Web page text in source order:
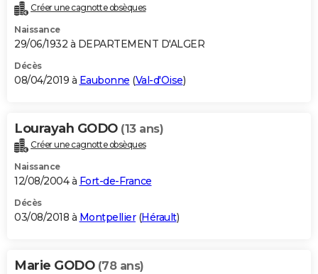
Créer une cagnotte obsèques
Naissance
29/06/1932 à DEPARTEMENT D'ALGER
Décès
08/04/2019 à Eaubonne (Val-d'Oise)
Lourayah GODO (13 ans)
Créer une cagnotte obsèques
Naissance
12/08/2004 à Fort-de-France
Décès
03/08/2018 à Montpellier(Hérault)
Marie GODO (78 ans)